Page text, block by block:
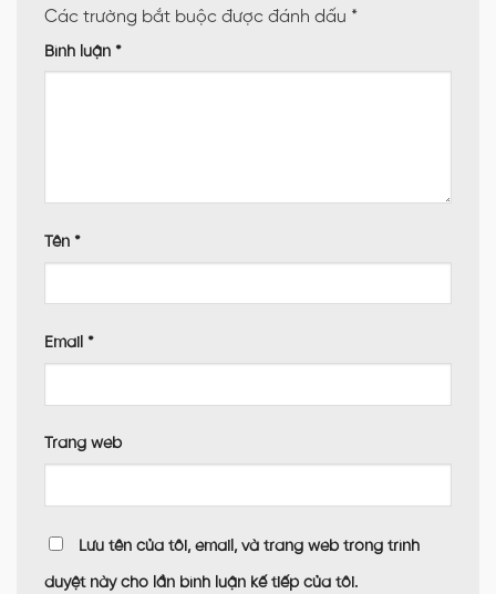
Các trường bắt buộc được đánh dấu *
Bình luận *
Tên *
Email *
Trang web
Lưu tên của tôi, email, và trang web trong trình
duyệt này cho lần bình luận kế tiếp của tôi.